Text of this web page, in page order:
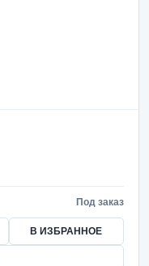
Под заказ
В ИЗБРАННОЕ